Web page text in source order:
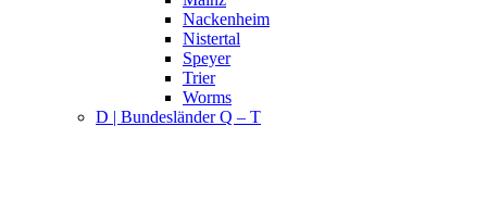
Nackenheim
Nistertal
Speyer
Trier
Worms
D | Bundesländer Q – T